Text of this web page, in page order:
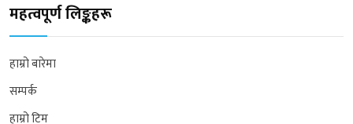
महत्वपूर्ण लिङ्कहरू
हाम्रो बारेमा
सम्पर्क
हाम्रो टिम